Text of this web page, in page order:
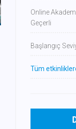
Online
Geçerli
Başlangıç
Tüm